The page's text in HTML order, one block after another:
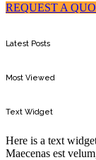
REQUEST A
Latest Posts
Most Viewed
Text Widget
Here is a text
Maecenas est